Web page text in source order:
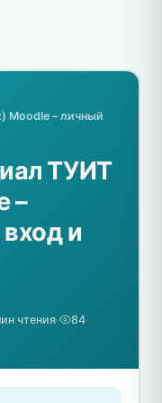
Moodle – личный
ТУИТ
–
и
чтения· 84·